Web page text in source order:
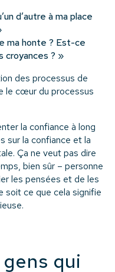
d’autre à ma place
ma honte ? Est-ce
croyances ? »
des processus de
le cœur du processus
la confiance à long
sur la confiance et la
Ça ne veut pas dire
bien sûr – personne
les pensées et de les
soit ce que cela signifie
qui